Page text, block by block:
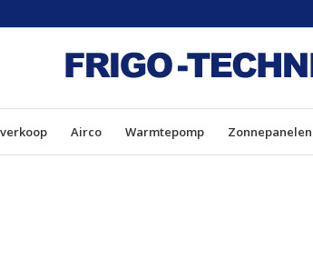
Airco Warmtepomp Zonnepanelen